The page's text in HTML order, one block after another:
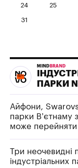
24 25
31
MIND BRAND
ПАРКИ
Айфони,
парки В’єтнаму
може перейняти
Три неочевидні
індустріальних